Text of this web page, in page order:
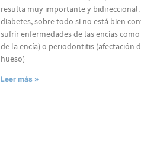
resulta muy importante y bidireccional.
diabetes, sobre todo si no está bien
sufrir enfermedades de las encías
de la encía) o periodontitis (afectación
hueso)
Leer más »